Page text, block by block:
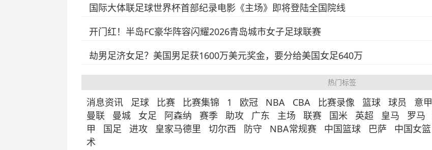
国际大体联足球世界杯首部纪录电影《主场》即将登陆全国院线
开门红！半岛FC豪华阵容闪耀2026青岛城市女子足球联赛
劫男足济女足？美国男足获1600万美元奖金，要分给美国女足640万
热门标签
消息资讯 足球 比赛 比赛集锦 1 欧冠 NBA CBA 比赛录像 篮球 球员 意甲
曼联
曼城 女足 阿森纳 赛季 助攻 广东 主场 联赛 国米 英超 皇马 罗马
甲
国足 进攻 皇家马德里 切尔西 防守 NBA常规赛 中国篮球 巴萨 中国女篮
术